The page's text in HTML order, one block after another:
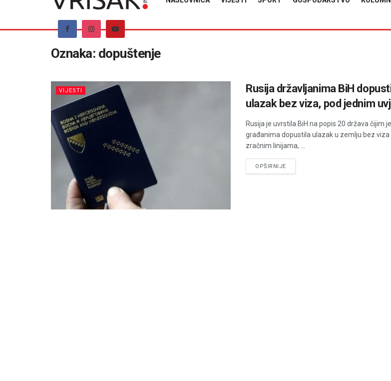
Oznaka: dopuštenje
VIJESTI
Rusija državljanima BiH
ulazak bez viza, pod jednim
Rusija je uvrstila BiH na popis 20 država čijim je
građanima dopustila ulazak u zemlju bez
zračnim linijama, ...
OPŠIRNIJEDETAILS